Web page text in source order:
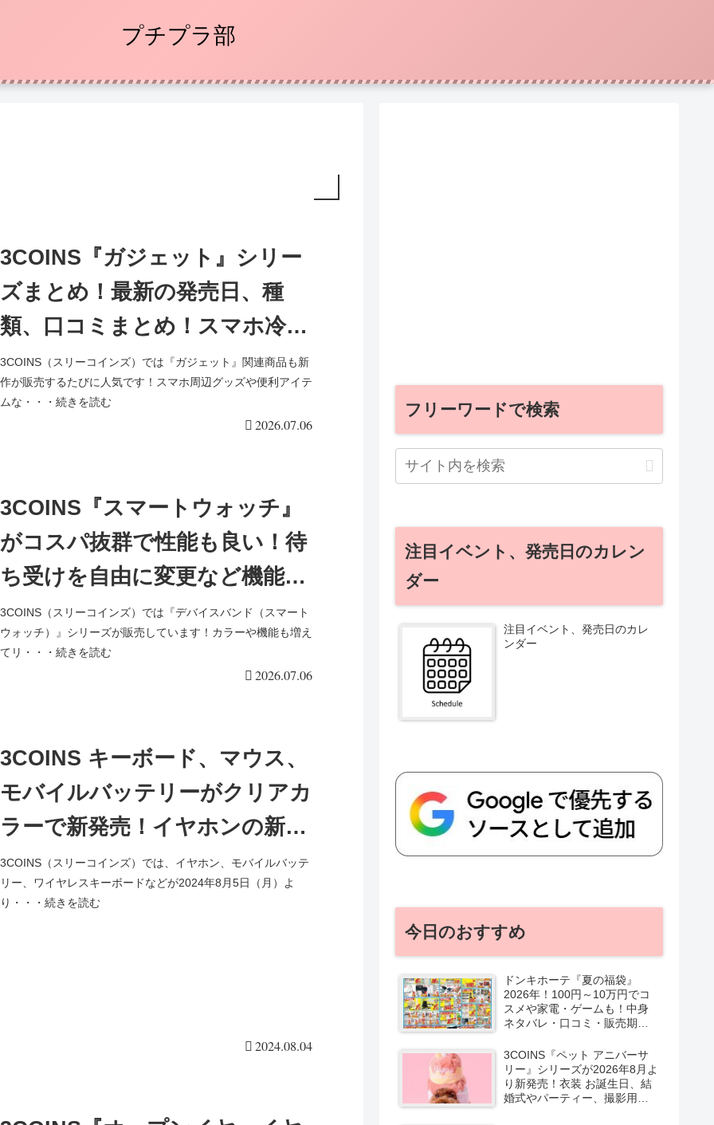
プチプラ部
3COINS『ガジェット』シリー
ズまとめ！最新の発売日、種
類、口コミまとめ！スマホ冷却
クーラー、スマホジェルパッ
ト、デバイスバンドも新発売！
3COINS（スリーコインズ）では『ガジェット』関連商品も新
作が販売するたびに人気です！スマホ周辺グッズや便利アイテ
ムな・・・続きを読む
2026.07.06
3COINS『スマートウォッチ』
がコスパ抜群で性能も良い！待
ち受けを自由に変更など機能も
増えて人気！最新の発売日、種
類、口コミまとめ！2026/7/11よ
3COINS（スリーコインズ）では『デバイスバンド（スマート
ウォッチ）』シリーズが販売しています！カラーや機能も増え
てリ・・・続きを読む
2026.07.06
3COINS キーボード、マウス、
モバイルバッテリーがクリアカ
ラーで新発売！イヤホンの新デ
ザインも！
3COINS（スリーコインズ）では、イヤホン、モバイルバッテ
リー、ワイヤレスキーボードなどが2024年8月5日（月）よ
り・・・続きを読む
2024.08.04
フリーワードで検索
注目イベント、発売日のカレン
ダー
注目イベント、発売日のカレ
ンダー
今日のおすすめ
ドンキホーテ『夏の福袋』
2026年！100円～10万円でコ
スメや家電・ゲームも！中身
ネタバレ・口コミ・販売期
3COINS『ペット アニバーサ
リー』シリーズが2026年8月よ
り新発売！衣装 お誕生日、結
婚式やパーティー、撮影用グ